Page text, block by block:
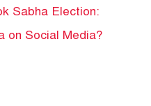
Sabha Election:
on Social Media?